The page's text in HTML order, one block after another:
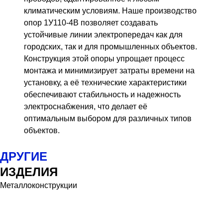
климатическим условиям. Наше производство
опор 1У110-4В позволяет создавать
устойчивые линии электропередач как для
городских, так и для промышленных объектов.
Конструкция этой опоры упрощает процесс
монтажа и минимизирует затраты времени на
установку, а её технические характеристики
обеспечивают стабильность и надежность
электроснабжения, что делает её
оптимальным выбором для различных типов
объектов.
ДРУГИЕ
ИЗДЕЛИЯ
Металлоконструкции